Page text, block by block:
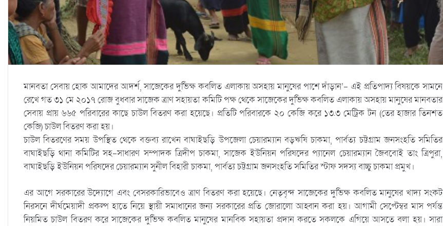
মানবতা সেবায় হোক আমাদের আদর্শ, সাজেকের দুর্ভিক্ষ কবলিত এলাকায় অসহায় মানুষের পাশে দাঁড়ান’- এই প্রতিপাদ্য বিষয়কে সামনে
রেখে গত ৩১ মে ২০১৭ রোজ বুধবার সাজেক ত্রাণ সহায়তা কমিটি পক্ষ থেকে সাজেকের দুর্ভিক্ষ কবলিত এলাকায় অসহায় মানুষের মানবতার
সেবায় প্রায় ৬৬৫ পরিবারের কাছে চাউল বিতরণ করা হয়েছে। প্রতিটি পরিবারকে ২০ কেজি করে ১৩.৩ মেট্রিক টন (তের হাজার তিনশত
কেজি) চাউল বিতরণ করা হয়।
চাউল বিতরণের সময় উপস্থিত থেকে বক্তব্য রাখেন বাঘাইছড়ি উপজেলা চেয়ারম্যান বড়ঋষি চাকমা, পার্বত্য চট্টগ্রাম জনসংহতি সমিতির
বাঘাইছড়ি থানা কমিটির সহ-সাধারণ সম্পাদক ত্রিদীপ চাকমা, সাজেক ইউনিয়ন পরিষদের প্যানেল চেয়ারম্যান জৈববোই তাং ত্রিপুরা,
বাঘাইছড়ি ইউনিয়ন পরিষদের চেয়ারম্যান সুনীল বিহারী চাকমা, পার্বত্য চট্টগ্রাম জনসংহতি সমিতির স্টাফ সদস্য বাচ্চু চাকমা প্রমুখ।
এর আগে সরকারের উদ্যোগে এবং বেসরকারিভাবেও ত্রাণ বিতরণ করা হয়েছে। নেতৃবৃন্দ সাজেকের দুর্ভিক্ষ কবলিত মানুষের খাদ্য সংকট
নিরসনে দীর্ঘমেয়াদী প্রকল্প হাতে নিয়ে স্থায়ী সমাধানের জন্য সরকারের প্রতি জোরালো আহ্বান করা হয়। আগামী সেপ্টেম্বর মাস পর্যন্ত
নিয়মিত চাউল বিতরণ করে সাজেকের দুর্ভিক্ষ কবলিত মানুষের মানবিক সহায়তা প্রদান করতে সকলকে এগিয়ে আসতে বলা হয়। সারা